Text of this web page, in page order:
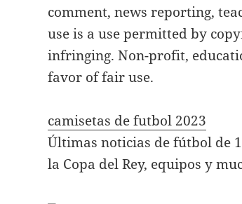
comment, news reporting,
use is a use permitted by
infringing. Non-profit,
favor of fair use.
camisetas de futbol 2023
Últimas noticias de fútbol de
la Copa del Rey, equipos y